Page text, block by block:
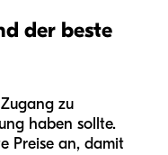
der beste
zu
haben sollte.
Preise an, damit